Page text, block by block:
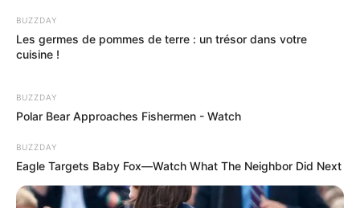
BUZZDAY
Les germes de pommes de terre : un trésor dans votre
cuisine !
BUZZDAY
Polar Bear Approaches Fishermen - Watch
BUZZDAY
Eagle Targets Baby Fox—Watch What The Neighbor Did Next